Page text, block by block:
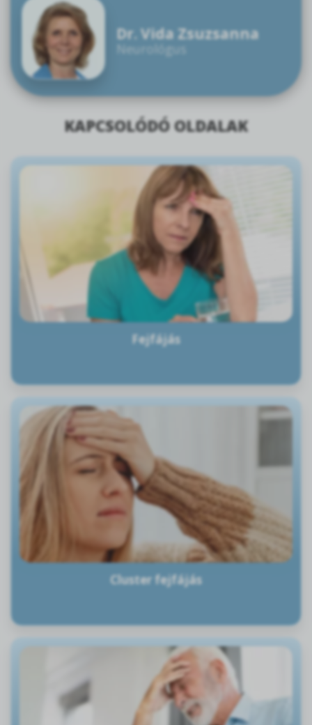
Dr. Vida Zsuzsanna
Neurológus
KAPCSOLÓDÓ OLDALAK
Fejfájás
Cluster fejfájás